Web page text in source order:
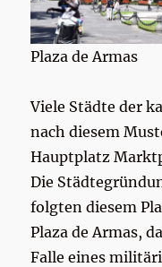
Plaza de Armas
Viele Städte der
nach diesem
Hauptplatz
Die
folgten diesem
Plaza de Armas,
Falle eines